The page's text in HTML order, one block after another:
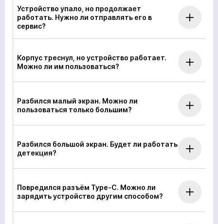
Устройство упало, но продолжает
работать. Нужно ли отправлять его в
сервис?
Корпус треснул, но устройство работает.
Можно ли им пользоваться?
Разбился малый экран. Можно ли
пользоваться только большим?
Разбился большой экран. Будет ли работать
детекция?
Повредился разъём Type-C. Можно ли
зарядить устройство другим способом?